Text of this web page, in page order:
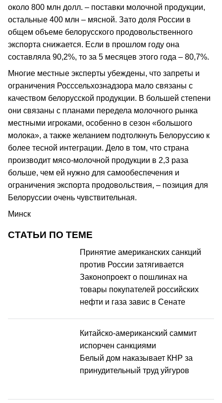
около 800 млн долл. – поставки молочной продукции,
остальные 400 млн – мясной. Зато доля России в
общем объеме белорусского продовольственного
экспорта снижается. Если в прошлом году она
составляла 90,2%, то за 5 месяцев этого года – 80,7%.
Многие местные эксперты убеждены, что запреты и
ограничения Росссельхознадзора мало связаны с
качеством белорусской продукции. В большей степени
они связаны с планами передела молочного рынка
местными игроками, особенно в сезон «большого
молока», а также желанием подтолкнуть Белоруссию к
более тесной интеграции. Дело в том, что страна
производит мясо-молочной продукции в 2,3 раза
больше, чем ей нужно для самообеспечения и
ограничения экспорта продовольствия, – позиция для
Белоруссии очень чувствительная.
Минск
СТАТЬИ ПО ТЕМЕ
Принятие американских санкций
против России затягивается
Законопроект о пошлинах на
товары покупателей российских
нефти и газа завис в Сенате
Китайско-американский саммит
испорчен санкциями
Белый дом наказывает КНР за
принудительный труд уйгуров